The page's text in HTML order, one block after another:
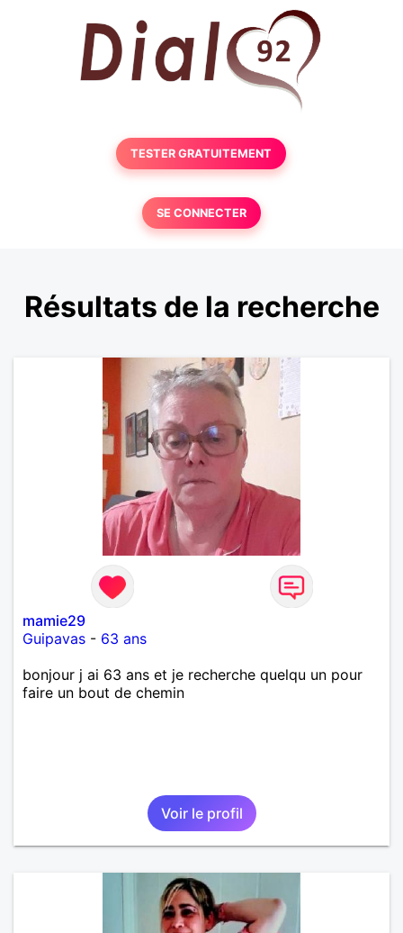
TESTER GRATUITEMENT
SE CONNECTER
Résultats de la recherche
mamie29
Guipavas - 63 ans
bonjour j ai 63 ans et je recherche quelqu un pour
faire un bout de chemin
Voir le profil